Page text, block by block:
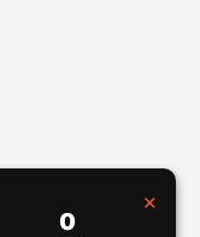
×
0